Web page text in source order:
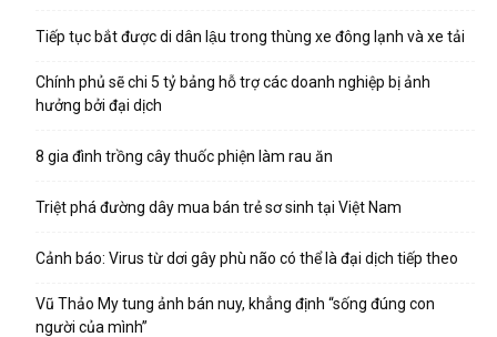
Tiếp tục bắt được di dân lậu trong thùng xe đông lạnh và xe tải
Chính phủ sẽ chi 5 tỷ bảng hỗ trợ các doanh nghiệp bị ảnh
hưởng bởi đại dịch
8 gia đình trồng cây thuốc phiện làm rau ăn
Triệt phá đường dây mua bán trẻ sơ sinh tại Việt Nam
Cảnh báo: Virus từ dơi gây phù não có thể là đại dịch tiếp theo
Vũ Thảo My tung ảnh bán nuy, khẳng định “sống đúng con
người của mình”